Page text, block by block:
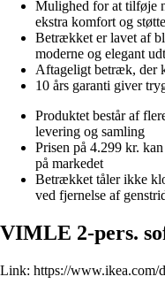
Mulighed for at tilføje
ekstra komfort og støtte
Betrækket er lavet af
moderne og elegant
Aftageligt betræk, der
10 års garanti giver
Produktet består af
levering og samling
Prisen på 4.299 kr.
på markedet
Betrækket tåler ikke
ved fjernelse af
VIMLE 2-pers.
Link: https://www.ikea.com/